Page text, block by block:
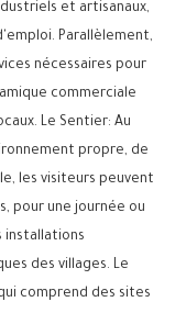
et artisanaux,
Parallèlement,
nécessaires pour
commerciale
Le Sentier: Au
propre, de
les visiteurs peuvent
pour une journée ou
installations
des villages. Le
comprend des sites